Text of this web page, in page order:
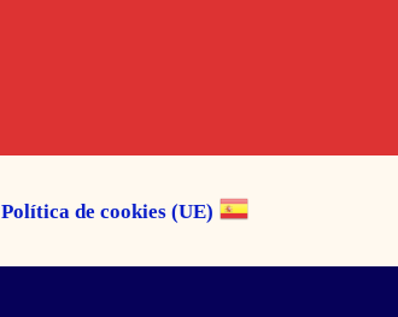
Política de cookies (UE)